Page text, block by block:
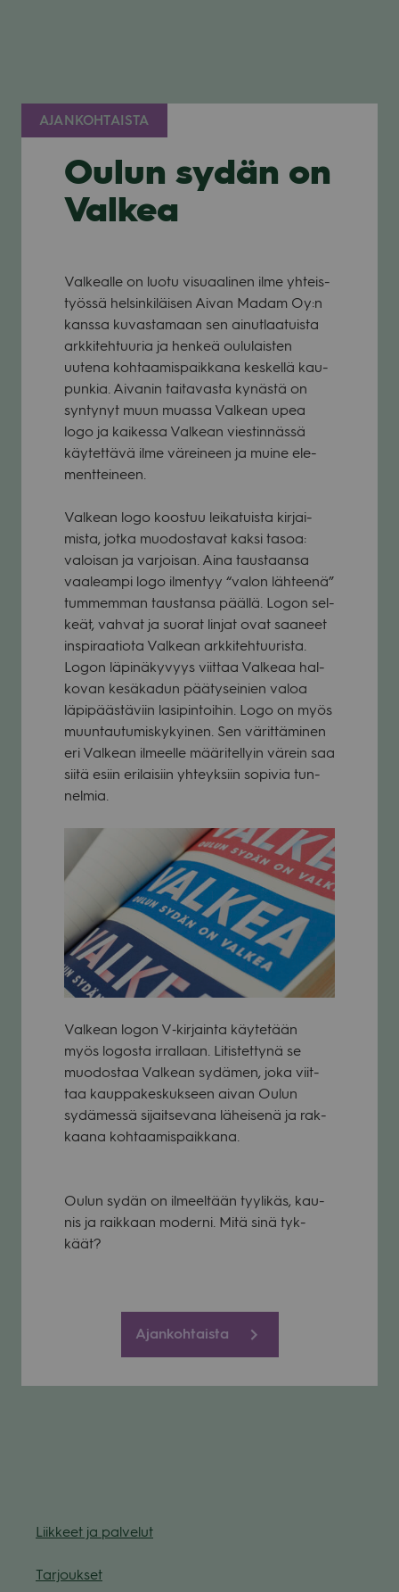
AJANKOHTAISTA
Oulun sydän on
Valkea
Val­kealle on luotu visu­aa­li­nen ilme yhteis­
työssä hel­sin­ki­läi­sen Aivan Madam Oy:n
kanssa kuvas­ta­maan sen ainut­laa­tuista
ark­ki­teh­tuu­ria ja hen­keä oulu­lais­ten
uutena koh­taa­mis­paik­kana kes­kellä kau­
pun­kia. Aiva­nin tai­ta­vasta kynästä on
syn­ty­nyt muun muassa Val­kean upea
logo ja kai­kessa Val­kean vies­tin­nässä
käy­tet­tävä ilme värei­neen ja muine ele­
ment­tei­neen.
Val­kean logo koos­tuu lei­ka­tuista kir­jai­
mista, jotka muo­dos­ta­vat kaksi tasoa:
valoi­san ja var­joi­san. Aina taus­taansa
vaa­leampi logo ilmen­tyy “valon läh­teenä”
tum­mem­man taus­tansa päällä. Logon sel­
keät, vah­vat ja suo­rat lin­jat ovat saa­neet
ins­pi­raa­tiota Val­kean ark­ki­teh­tuu­rista.
Logon läpi­nä­ky­vyys viit­taa Val­keaa hal­
ko­van kesä­ka­dun pää­ty­sei­nien valoa
läpi­pääs­tä­viin lasi­pin­toi­hin. Logo on myös
muun­tau­tu­mis­ky­kyi­nen. Sen värit­tä­mi­nen
eri Val­kean ilmeelle mää­ri­tel­lyin värein saa
siitä esiin eri­lai­siin yhteyk­siin sopi­via tun­
nel­mia.
Val­kean logon V‑kirjainta käy­te­tään
myös logosta irral­laan. Litis­tet­tynä se
muo­dos­taa Val­kean sydä­men, joka viit­
taa kaup­pa­kes­kuk­seen aivan Oulun
sydä­messä sijait­se­vana lähei­senä ja rak­
kaana koh­taa­mis­paik­kana.
Oulun sydän on ilmeel­tään tyy­li­käs, kau­
nis ja raik­kaan moderni. Mitä sinä tyk­
käät?
Ajankohtaista
Liik­keet ja pal­ve­lut
Tar­jouk­set